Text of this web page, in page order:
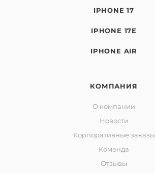
IPHONE 17
IPHONE 17E
IPHONE AIR
КОМПАНИЯ
О компании
Новости
Корпоративные заказы
Команда
Отзывы